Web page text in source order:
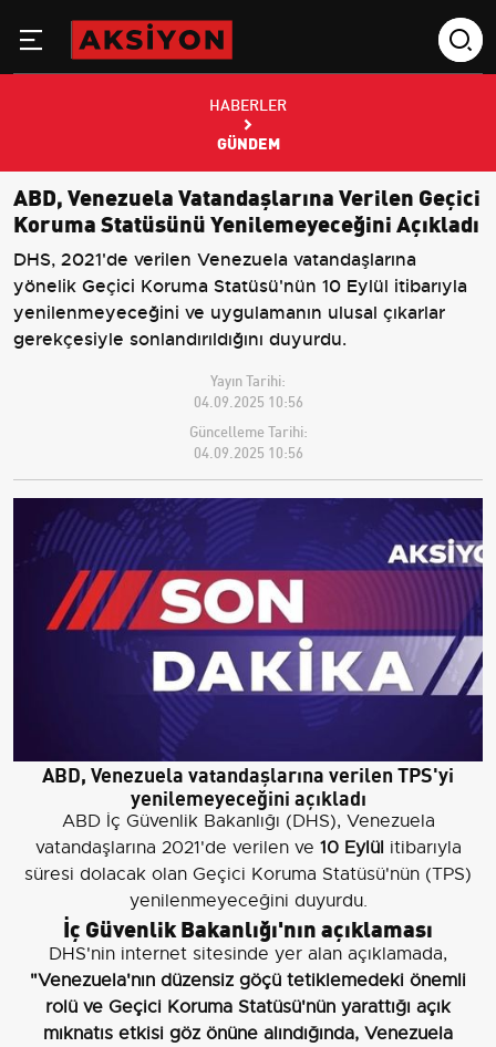
HABERLER
GÜNDEM
ABD, Venezuela Vatandaşlarına Verilen Geçici
Koruma Statüsünü Yenilemeyeceğini Açıkladı
DHS, 2021'de verilen Venezuela vatandaşlarına
yönelik Geçici Koruma Statüsü'nün 10 Eylül itibarıyla
yenilenmeyeceğini ve uygulamanın ulusal çıkarlar
gerekçesiyle sonlandırıldığını duyurdu.
Yayın Tarihi:
04.09.2025 10:56
Güncelleme Tarihi:
04.09.2025 10:56
ABD, Venezuela vatandaşlarına verilen TPS'yi
yenilemeyeceğini açıkladı
ABD İç Güvenlik Bakanlığı (DHS), Venezuela
vatandaşlarına 2021'de verilen ve 10 Eylül itibarıyla
süresi dolacak olan Geçici Koruma Statüsü'nün (TPS)
yenilenmeyeceğini duyurdu.
İç Güvenlik Bakanlığı'nın açıklaması
DHS'nin internet sitesinde yer alan açıklamada,
"Venezuela'nın düzensiz göçü tetiklemedeki önemli
rolü ve Geçici Koruma Statüsü'nün yarattığı açık
mıknatıs etkisi göz önüne alındığında, Venezuela